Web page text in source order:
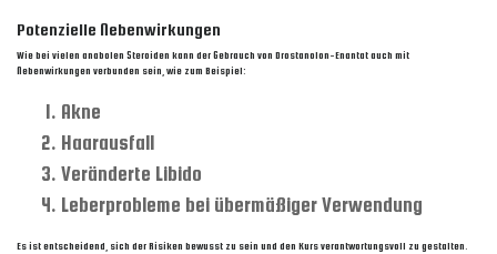
Potenzielle Nebenwirkungen
Wie bei vielen anabolen Steroiden kann der Gebrauch von Drostanolon-Enantat auch mit
Nebenwirkungen verbunden sein, wie zum Beispiel:
Akne
Haarausfall
Veränderte Libido
Leberprobleme bei übermäßiger Verwendung
Es ist entscheidend, sich der Risiken bewusst zu sein und den Kurs verantwortungsvoll zu gestalten.